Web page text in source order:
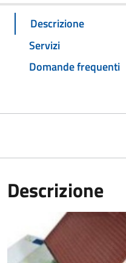
Descrizione
Servizi
Domande frequenti
Descrizione